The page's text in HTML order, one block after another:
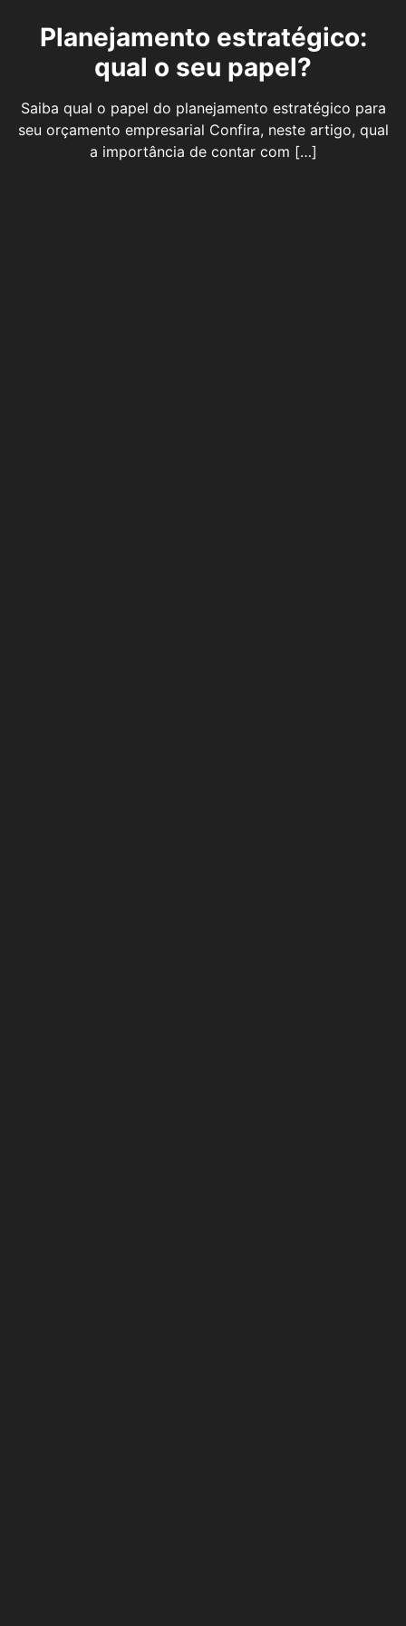
Planejamento estratégico:
qual o seu papel?
Saiba qual o papel do planejamento estratégico para
seu orçamento empresarial Confira, neste artigo, qual
a importância de contar com […]